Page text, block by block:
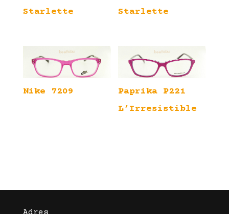
Starlette
Starlette
Nike 7209
Paprika P221
L’Irresistible